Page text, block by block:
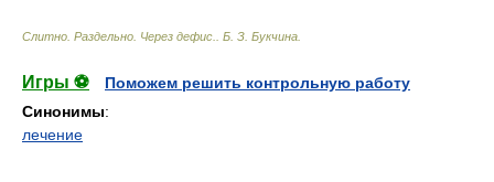
Слитно. Раздельно. Через дефис. Б. З. Букчина
Игры ⚽
Поможем решить контрольную работу
Синонимы:
лечение